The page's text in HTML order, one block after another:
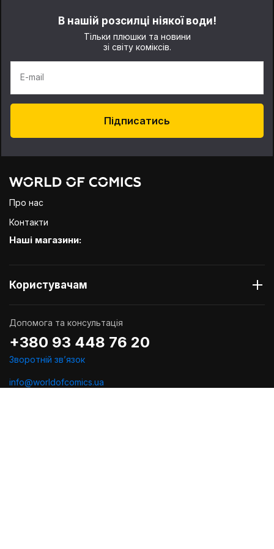
В нашій розсилці ніякої води!
Тільки плюшки та новини
зі світу коміксів.
E-mail
Підписатись
Про нас
Контакти
Наші магазини:
Користувачам
Допомога та консультація
+380 93 448 76 20
Зворотній звʼязок
info@worldofcomics.ua